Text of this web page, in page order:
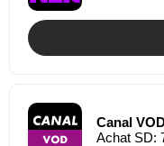
Canal
Achat SD: